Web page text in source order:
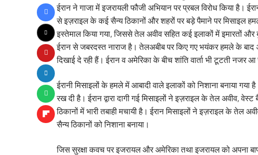
ईरान ने गाजा में इजरायली फौजी अभियान पर प्रबल विरोध किया है।
से इज़राइल के कई सैन्य ठिकानों और शहरों पर बड़े पैमाने पर मिसाइल
इस्तेमाल किया गया, जिससे तेल अवीव सहित कई इलाकों में इमारतों
ईरान से जबरदस्त नाराज है। तेलअबीब पर किए गए भयंकर हमले के बाद
दिखाई दे रही हैं। ईरान व अमेरिका के बीच शांति वार्ता भी टूटती नजर आ
ईरानी मिसाइलों के हमले में आबादी वाले इलाकों को निशाना बनाया
रख दी है। ईरान द्वारा दागी गई मिसाइलों ने इज़राइल के तेल अवीव,
ठिकानों में भारी तबाही मचायी है। ईरान मिसाइलों ने इज़राइल के
सैन्य ठिकानों को निशाना बनाया।
जिस सुरक्षा कवच पर इजरायल और अमेरिका तथा इजरायल को अपना